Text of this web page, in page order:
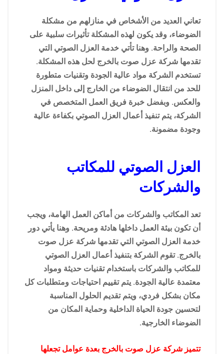
تعاني العديد من الأشخاص في منازلهم من مشكلة
الضوضاء، وقد يكون لهذه المشكلة تأثيرات سلبية على
الصحة والراحة. وهنا تأتي خدمة العزل الصوتي التي
تقدمها شركة عزل صوت بالخرج لحل هذه المشكلة.
تستخدم الشركة مواد عالية الجودة وتقنيات متطورة
للحد من انتقال الضوضاء من الخارج إلى داخل المنزل
والعكس. وبفضل خبرة فريق العمل المتخصص في
الشركة، يتم تنفيذ أعمال العزل الصوتي بكفاءة عالية
وجودة مضمونة.
العزل الصوتي للمكاتب
والشركات
تعد المكاتب والشركات من أماكن العمل الهامة، ويجب
أن تكون بيئة العمل داخلها هادئة ومريحة. وهنا يأتي دور
خدمة العزل الصوتي التي تقدمها شركة عزل صوت
بالخرج. تقوم الشركة بتنفيذ أعمال العزل الصوتي
للمكاتب والشركات باستخدام تقنيات حديثة ومواد
معتمدة عالية الجودة. يتم تقييم احتياجات ومتطلبات كل
مكان بشكل فردي، ويتم تقديم الحلول المناسبة
لتحسين جودة الحياة الداخلية وحماية المكان من
الضوضاء الخارجية.
تتميز شركة عزل صوت بالخرج بعدة عوامل تجعلها